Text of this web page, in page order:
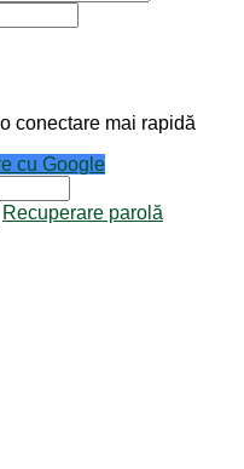
conectare mai rapidă
cu Google
Recuperare parolă